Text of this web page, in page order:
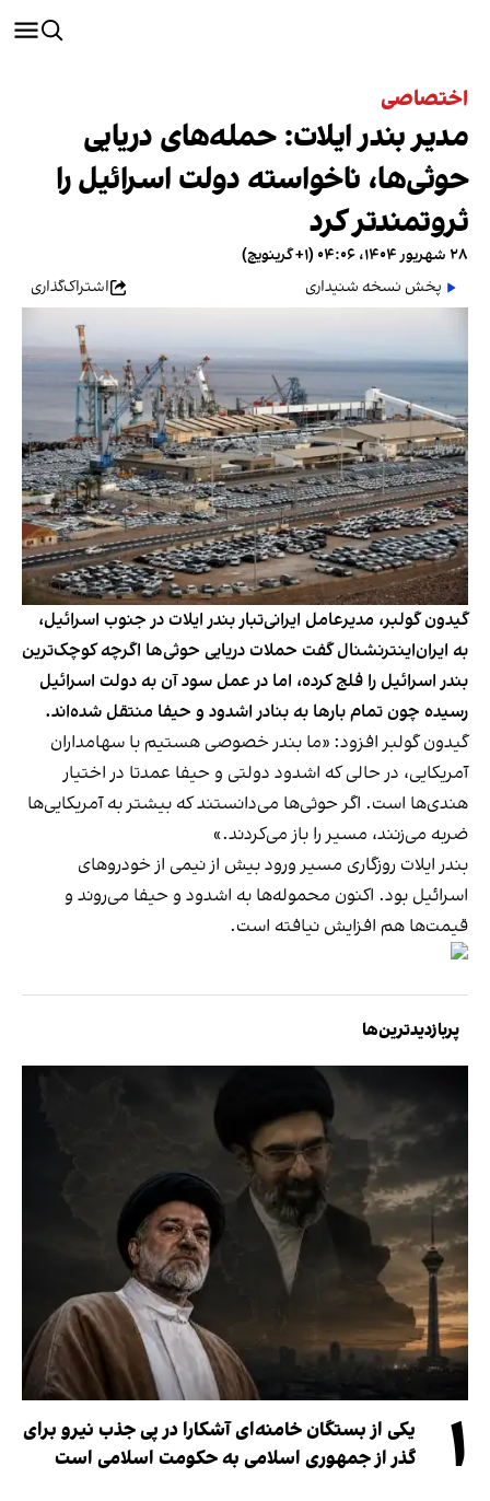
اختصاصی
مدیر بندر ایلات: حمله‌های دریایی
حوثی‌ها، ناخواسته دولت اسرائیل را
ثروتمندتر کرد
۲۸ شهریور ۱۴۰۴، ۰۴:۰۶ (‎+۱ گرینویچ)
پخش نسخه شنیداری
اشتراک‌گذاری
گیدون گولبر، مدیرعامل ایرانی‌تبار بندر ایلات در جنوب اسرائیل،
به ایران‌اینترنشنال گفت حملات دریایی حوثی‌ها اگرچه کوچک‌ترین
بندر اسرائیل را فلج کرده، اما در عمل سود آن به دولت اسرائیل
رسیده چون تمام بارها به بنادر اشدود و حیفا منتقل شده‌اند.
گیدون گولبر افزود: «ما بندر خصوصی هستیم با سهامداران
آمریکایی، در حالی که اشدود دولتی و حیفا عمدتا در اختیار
هندی‌ها است. اگر حوثی‌ها می‌دانستند که بیشتر به آمریکایی‌ها
ضربه می‌زنند، مسیر را باز می‌کردند.»
بندر ایلات روزگاری مسیر ورود بیش از نیمی از خودروهای
اسرائیل بود. اکنون محموله‌ها به اشدود و حیفا می‌روند و
قیمت‌ها هم افزایش نیافته است.
پربازدیدترین‌ها
۱
یکی از بستگان خامنه‌ای آشکارا در پی جذب نیرو برای
گذر از جمهوری اسلامی به حکومت اسلامی است